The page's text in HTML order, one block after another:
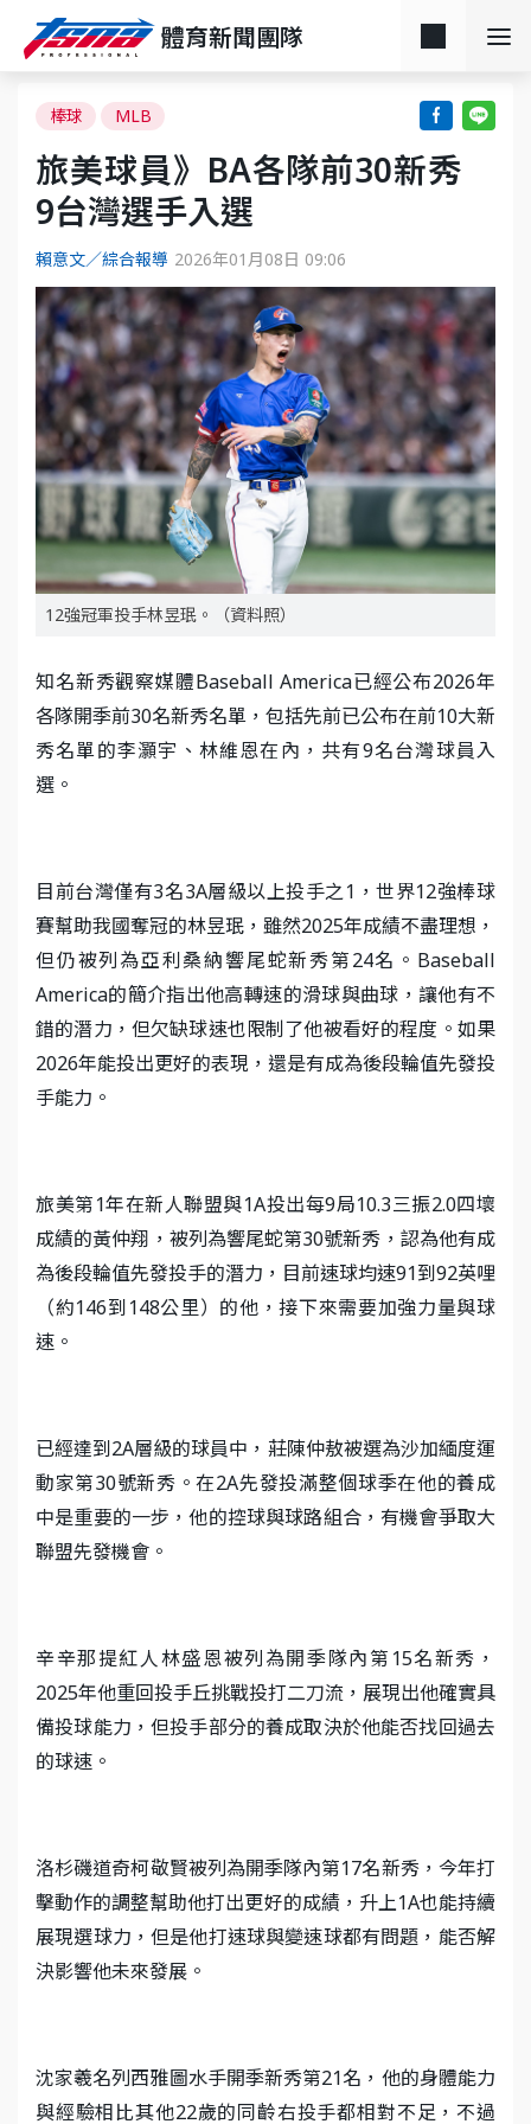
體育新聞團隊
棒球 MLB
旅美球員》BA各隊前30新秀
9台灣選手入選
賴意文／綜合報導 2026年01月08日 09:06
12強冠軍投手林昱珉。（資料照）
知名新秀觀察媒體Baseball America已經公布2026年
各隊開季前30名新秀名單，包括先前已公布在前10大新
秀名單的李灝宇、林維恩在內，共有9名台灣球員入
選。
目前台灣僅有3名3A層級以上投手之1，世界12強棒球
賽幫助我國奪冠的林昱珉，雖然2025年成績不盡理想，
但仍被列為亞利桑納響尾蛇新秀第24名。Baseball
America的簡介指出他高轉速的滑球與曲球，讓他有不
錯的潛力，但欠缺球速也限制了他被看好的程度。如果
2026年能投出更好的表現，還是有成為後段輪值先發投
手能力。
旅美第1年在新人聯盟與1A投出每9局10.3三振2.0四壞
成績的黃仲翔，被列為響尾蛇第30號新秀，認為他有成
為後段輪值先發投手的潛力，目前速球均速91到92英哩
（約146到148公里）的他，接下來需要加強力量與球
速。
已經達到2A層級的球員中，莊陳仲敖被選為沙加緬度運
動家第30號新秀。在2A先發投滿整個球季在他的養成
中是重要的一步，他的控球與球路組合，有機會爭取大
聯盟先發機會。
辛辛那提紅人林盛恩被列為開季隊內第15名新秀，
2025年他重回投手丘挑戰投打二刀流，展現出他確實具
備投球能力，但投手部分的養成取決於他能否找回過去
的球速。
洛杉磯道奇柯敬賢被列為開季隊內第17名新秀，今年打
擊動作的調整幫助他打出更好的成績，升上1A也能持續
展現選球力，但是他打速球與變速球都有問題，能否解
決影響他未來發展。
沈家羲名列西雅圖水手開季新秀第21名，他的身體能力
與經驗相比其他22歲的同齡右投手都相對不足，不過